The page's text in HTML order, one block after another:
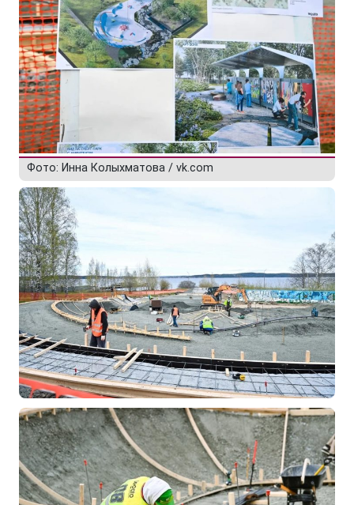
Фото: Инна Колыхматова / vk.com